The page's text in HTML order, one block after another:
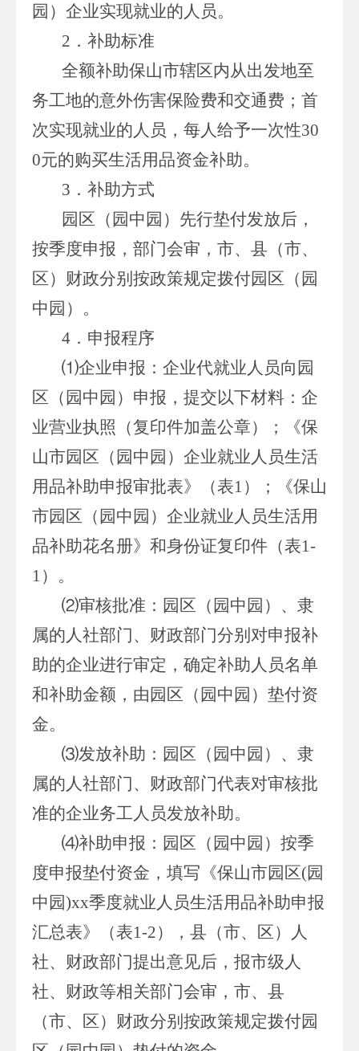
园）企业实现就业的人员。
2．补助标准
全额补助保山市辖区内从出发地至
务工地的意外伤害保险费和交通费；首
次实现就业的人员，每人给予一次性30
0元的购买生活用品资金补助。
3．补助方式
园区（园中园）先行垫付发放后，
按季度申报，部门会审，市、县（市、
区）财政分别按政策规定拨付园区（园
中园）。
4．申报程序
⑴企业申报：企业代就业人员向园
区（园中园）申报，提交以下材料：企
业营业执照（复印件加盖公章）；《保
山市园区（园中园）企业就业人员生活
用品补助申报审批表》（表1）；《保山
市园区（园中园）企业就业人员生活用
品补助花名册》和身份证复印件（表1-
1）。
⑵审核批准：园区（园中园）、隶
属的人社部门、财政部门分别对申报补
助的企业进行审定，确定补助人员名单
和补助金额，由园区（园中园）垫付资
金。
⑶发放补助：园区（园中园）、隶
属的人社部门、财政部门代表对审核批
准的企业务工人员发放补助。
⑷补助申报：园区（园中园）按季
度申报垫付资金，填写《保山市园区(园
中园)xx季度就业人员生活用品补助申报
汇总表》（表1-2），县（市、区）人
社、财政部门提出意见后，报市级人
社、财政等相关部门会审，市、县
（市、区）财政分别按政策规定拨付园